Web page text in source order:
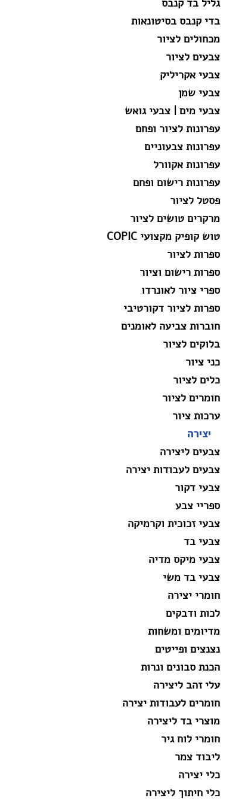
גליל בד קנבס
בדי קנבס בסיטונאות
מכחולים לציור
צבעים לציור
צבעי אקריליק
צבעי שמן
צבעי מים | צבעי גואש
עפרונות לציור ופחם
עפרונות צבעוניים
עפרונות אקוורל
עפרונות רישום ופחם
פסטל לציור
מרקרים טושים לציור
טוש קופיק מקצועי COPIC
ספרות לציור
ספרות רישום וציור
ספרי ציור לאונרדו
ספרות לציור דקורטיבי
חוברות צביעה לאומנים
בלוקים לציור
כני ציור
כלים לציור
חומרים לציור
ערכות ציור
יצירה
צבעים ליצירה
צבעים לעבודות יצירה
צבעי דקור
ספריי צבע
צבעי זכוכית וקרמיקה
צבעי בד
צבעי מיקס מדיה
צבעי בד משי
חומרי יצירה
לכות ודבקים
מדיומים ומשחות
נצנצים ופייטים
הכנת סבונים ונרות
עלי זהב ליצירה
חומרים לעבודות יצירה
מוצרי בד ליצירה
חומרי לוח גיר
ליבוד צמר
כלי יצירה
כלי חיתוך ליצירה